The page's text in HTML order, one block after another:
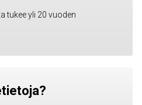
tukee yli 20 vuoden